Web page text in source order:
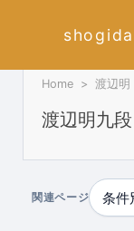
Home 渡辺明
渡辺明九
関連ページ